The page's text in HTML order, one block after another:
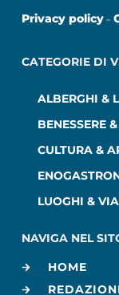
Privacy policy–
CATEGORIE DI
ALBERGHI &
BENESSERE
CULTURA &
LUOGHI &
NAVIGA NEL
HOME